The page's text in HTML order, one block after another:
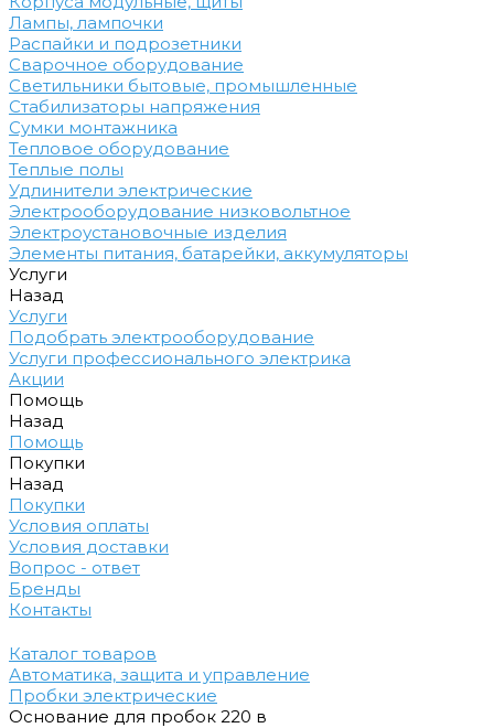
Лампы, лампочки
Распайки и подрозетники
Сварочное оборудование
Светильники бытовые, промышленные
Стабилизаторы напряжения
Сумки монтажника
Тепловое оборудование
Теплые полы
Удлинители электрические
Электрооборудование низковольтное
Электроустановочные изделия
Элементы питания, батарейки, аккумуляторы
Услуги
Назад
Услуги
Подобрать электрооборудование
Услуги профессионального электрика
Акции
Помощь
Назад
Помощь
Покупки
Назад
Покупки
Условия оплаты
Условия доставки
Вопрос - ответ
Бренды
Контакты
Каталог товаров
Автоматика, защита и управление
Пробки электрические
Основание для пробок 220 в